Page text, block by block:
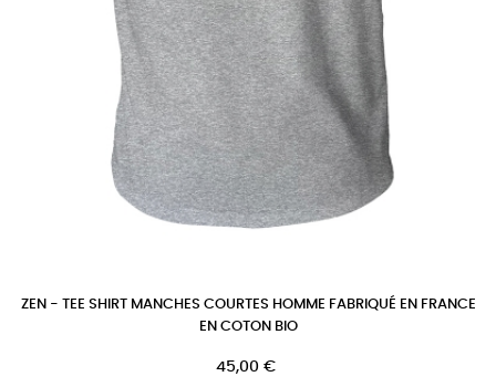
ZEN - TEE SHIRT MANCHES COURTES HOMME FABRIQUÉ EN FRANCE
EN COTON BIO
Prix
45,00 €